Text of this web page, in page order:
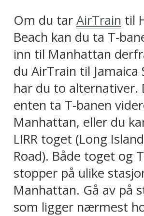
Om du tar AirTrain til
Beach kan du ta T-
inn til Manhattan
du AirTrain til Jamaica
har du to alternativer.
enten ta T-banen
Manhattan, eller du
LIRR toget (Long
Road). Både toget og
stopper på ulike
Manhattan. Gå av på
som ligger nærmest